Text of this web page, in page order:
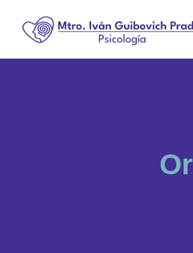
Or